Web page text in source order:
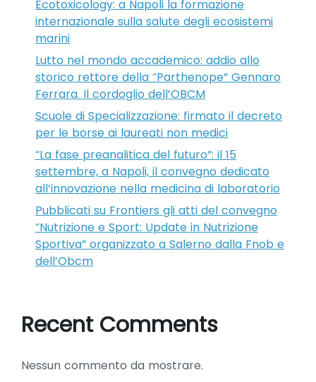
Ecotoxicology: a Napoli la formazione
internazionale sulla salute degli ecosistemi
marini
Lutto nel mondo accademico: addio allo
storico rettore della “Parthenope” Gennaro
Ferrara. Il cordoglio dell’OBCM
Scuole di Specializzazione: firmato il decreto
per le borse ai laureati non medici
“La fase preanalitica del futuro”: il 15
settembre, a Napoli, il convegno dedicato
all’innovazione nella medicina di laboratorio
Pubblicati su Frontiers gli atti del convegno
“Nutrizione e Sport: Update in Nutrizione
Sportiva” organizzato a Salerno dalla Fnob e
dell’Obcm
Recent Comments
Nessun commento da mostrare.